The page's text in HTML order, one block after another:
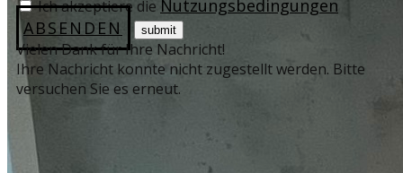
Ich akzeptiere die Nutzungsbedingungen
ABSENDEN
Vielen Dank für Ihre Nachricht!
Ihre Nachricht konnte nicht zugestellt werden. Bitte
versuchen Sie es erneut.